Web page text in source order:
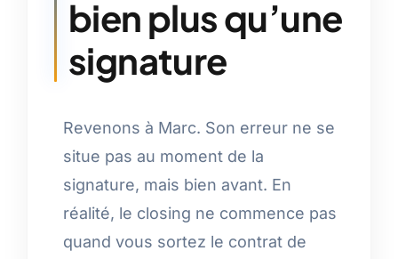
bien plus qu’une
signature
Revenons à Marc. Son erreur ne se
situe pas au moment de la
signature, mais bien avant. En
réalité, le closing ne commence pas
quand vous sortez le contrat de